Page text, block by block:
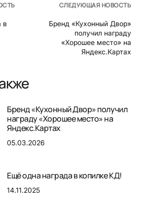
в
СЛЕДУЮЩАЯ НОВОСТЬ
Бренд «Кухонный Двор»
получил награду
«Хорошее место» на
Яндекс.Картах
Бренд «Кухонный Двор» получил
награду «Хорошее место» на
Яндекс.Картах
05.03.2026
Ещё одна награда в копилке КД!
14.11.2025